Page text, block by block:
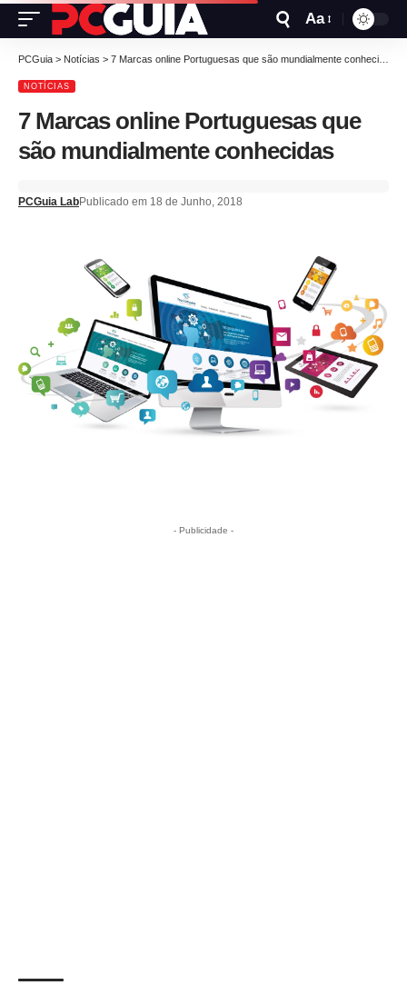
Aa
PCGuia > Notícias > 7 Marcas online Portuguesas que são mundialmente conhecidas
NOTÍCIAS
7 Marcas online Portuguesas que
são mundialmente conhecidas
PCGuia LabPublicado em 18 de Junho, 2018
- Publicidade -